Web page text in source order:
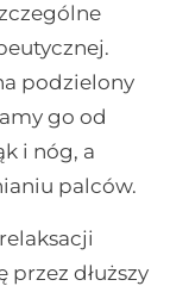
podzielony
go od
i nóg, a
palców.
przez dłuższy